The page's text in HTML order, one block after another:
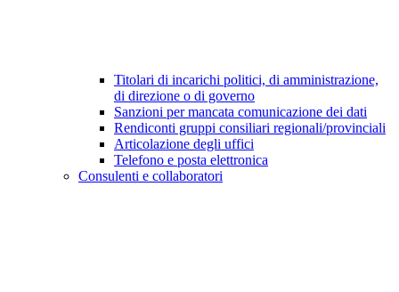
Titolari di incarichi politici, di amministrazione,
di direzione o di governo
Sanzioni per mancata comunicazione dei dati
Rendiconti gruppi consiliari regionali/provinciali
Articolazione degli uffici
Telefono e posta elettronica
Consulenti e collaboratori